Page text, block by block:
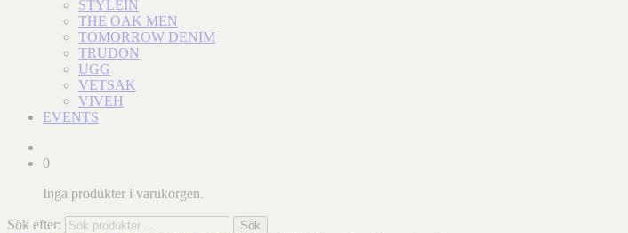
STYLEIN
THE OAK MEN
TOMORROW DENIM
TRUDON
UGG
VETSAK
VIVEH
EVENTS
0
Inga produkter i varukorgen.
Sök efter: Sök